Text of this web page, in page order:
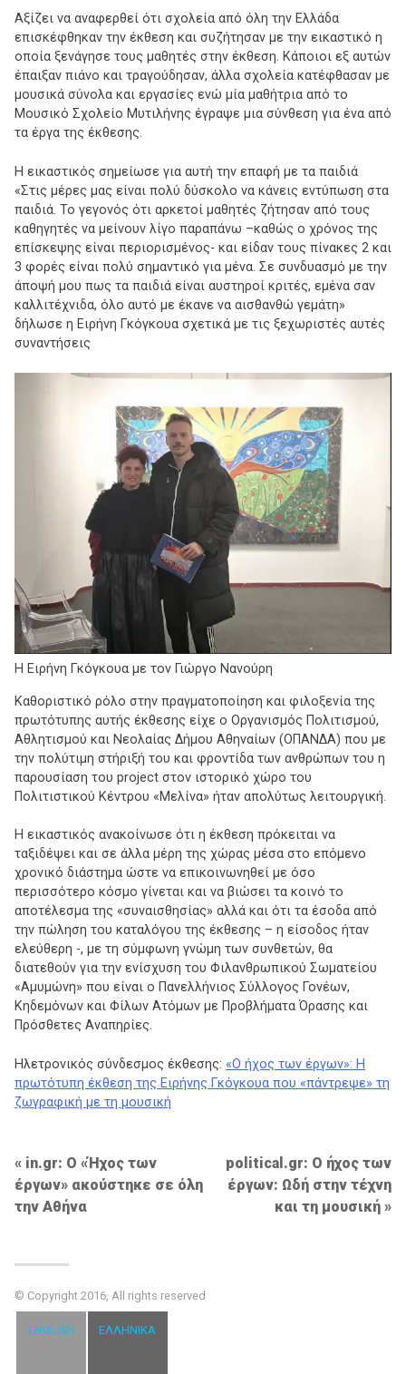
Αξίζει να αναφερθεί ότι σχολεία από όλη την Ελλάδα
επισκέφθηκαν την έκθεση και συζήτησαν με την εικαστικό η
οποία ξενάγησε τους μαθητές στην έκθεση. Κάποιοι εξ αυτών
έπαιξαν πιάνο και τραγούδησαν, άλλα σχολεία κατέφθασαν με
μουσικά σύνολα και εργασίες ενώ μία μαθήτρια από το
Μουσικό Σχολείο Μυτιλήνης έγραψε μια σύνθεση για ένα από
τα έργα της έκθεσης.
Η εικαστικός σημείωσε για αυτή την επαφή με τα παιδιά
«Στις μέρες μας είναι πολύ δύσκολο να κάνεις εντύπωση στα
παιδιά. Το γεγονός ότι αρκετοί μαθητές ζήτησαν από τους
καθηγητές να μείνουν λίγο παραπάνω –καθώς ο χρόνος της
επίσκεψης είναι περιορισμένος- και είδαν τους πίνακες 2 και
3 φορές είναι πολύ σημαντικό για μένα. Σε συνδυασμό με την
άποψή μου πως τα παιδιά είναι αυστηροί κριτές, εμένα σαν
καλλιτέχνιδα, όλο αυτό με έκανε να αισθανθώ γεμάτη»
δήλωσε η Ειρήνη Γκόγκουα σχετικά με τις ξεχωριστές αυτές
συναντήσεις
Η Ειρήνη Γκόγκουα με τον Γιώργο Νανούρη
Καθοριστικό ρόλο στην πραγματοποίηση και φιλοξενία της
πρωτότυπης αυτής έκθεσης είχε ο Οργανισμός Πολιτισμού,
Αθλητισμού και Νεολαίας Δήμου Αθηναίων (ΟΠΑΝΔΑ) που με
την πολύτιμη στήριξή του και φροντίδα των ανθρώπων του η
παρουσίαση του project στον ιστορικό χώρο του
Πολιτιστικού Κέντρου «Μελίνα» ήταν απολύτως λειτουργική.
Η εικαστικός ανακοίνωσε ότι η έκθεση πρόκειται να
ταξιδέψει και σε άλλα μέρη της χώρας μέσα στο επόμενο
χρονικό διάστημα ώστε να επικοινωνηθεί με όσο
περισσότερο κόσμο γίνεται και να βιώσει τα κοινό το
αποτέλεσμα της «συναισθησίας» αλλά και ότι τα έσοδα από
την πώληση του καταλόγου της έκθεσης – η είσοδος ήταν
ελεύθερη -, με τη σύμφωνη γνώμη των συνθετών, θα
διατεθούν για την ενίσχυση του Φιλανθρωπικού Σωματείου
«Αμυμώνη» που είναι ο Πανελλήνιος Σύλλογος Γονέων,
Κηδεμόνων και Φίλων Ατόμων με Προβλήματα Όρασης και
Πρόσθετες Αναπηρίες.
Ηλετρονικός σύνδεσμος έκθεσης: «Ο ήχος των έργων»: Η
πρωτότυπη έκθεση της Ειρήνης Γκόγκουα που «πάντρεψε» τη
ζωγραφική με τη μουσική
Πλοήγηση
άρθρων
in.gr: Ο «Ήχος των
έργων» ακούστηκε σε όλη
την Αθήνα
political.gr: Ο ήχος των
έργων: Ωδή στην τέχνη
και τη μουσική
© Copyright 2016, All rights reserved
ENGLISH ΕΛΛΗΝΙΚΆ